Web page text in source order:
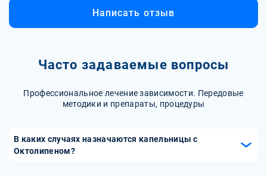
Написать отзыв
Часто задаваемые вопросы
Профессиональное лечение зависимости. Передовые
методики и препараты, процедуры
В каких случаях назначаются капельницы с
Октолипеном?